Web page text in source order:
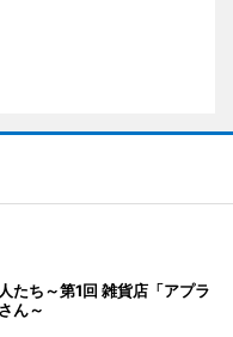
たち～第1回 雑貨店「アプラ
ん～